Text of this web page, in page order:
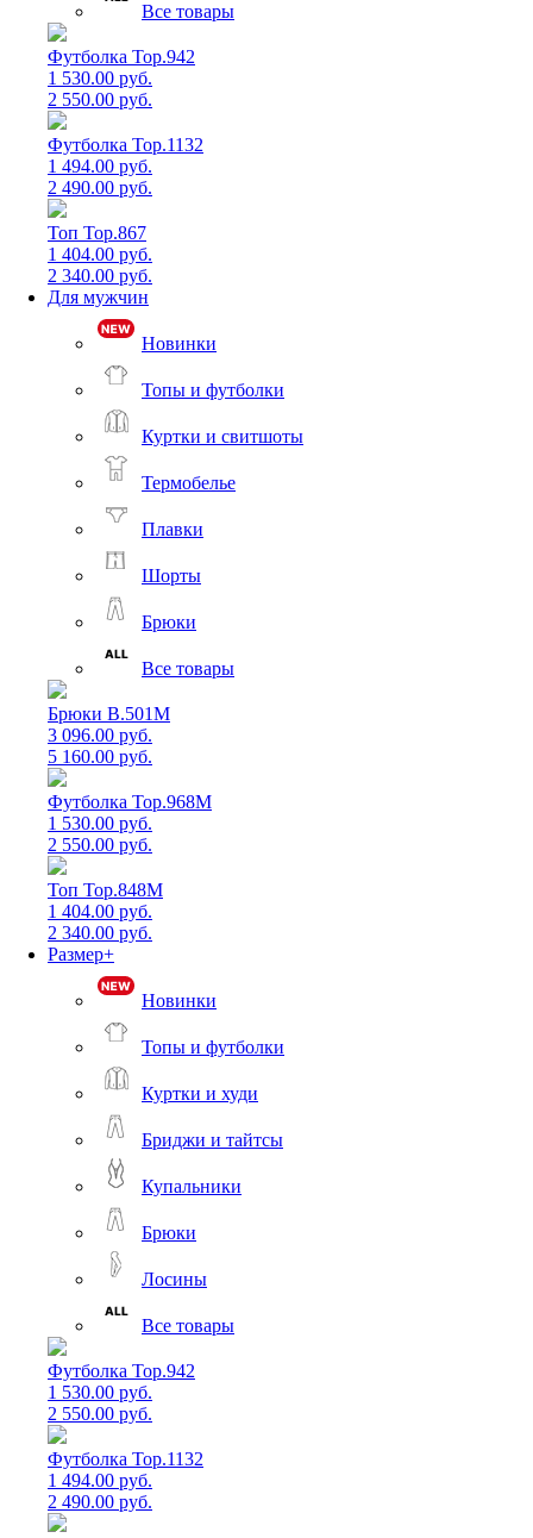
Все товары
Футболка Top.942
1 530.00 руб.
2 550.00 руб.
Футболка Top.1132
1 494.00 руб.
2 490.00 руб.
Топ Top.867
1 404.00 руб.
2 340.00 руб.
Для мужчин
Новинки
Топы и футболки
Куртки и свитшоты
Термобелье
Плавки
Шорты
Брюки
Все товары
Брюки B.501M
3 096.00 руб.
5 160.00 руб.
Футболка Top.968M
1 530.00 руб.
2 550.00 руб.
Топ Top.848M
1 404.00 руб.
2 340.00 руб.
Размер+
Новинки
Топы и футболки
Куртки и худи
Бриджи и тайтсы
Купальники
Брюки
Лосины
Все товары
Футболка Top.942
1 530.00 руб.
2 550.00 руб.
Футболка Top.1132
1 494.00 руб.
2 490.00 руб.